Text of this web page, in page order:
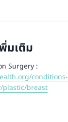
มเติม
Surgery :
conditions-
breast